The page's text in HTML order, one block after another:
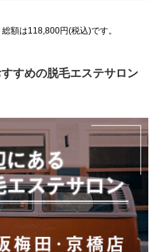
額は118,800円(税込)です。
すめの脱毛エステサロン